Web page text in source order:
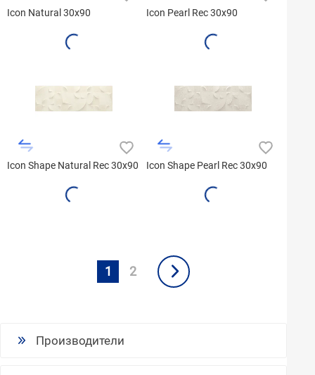
Icon Natural 30x90 Icon Pearl Rec 30x90
Icon Shape Natural Rec 30x90 Icon Shape Pearl Rec 30x90
1 2
Производители